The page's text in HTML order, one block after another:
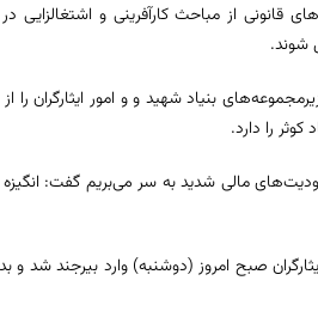
قانونی از مباحث کارآفرینی و
شوند.
بنیاد شهید و و امور ایثارگران
را دارد.
مالی شدید به سر می‌بریم گفت: انگیزه
صبح امروز (دوشنبه) وارد بیرجند شد و